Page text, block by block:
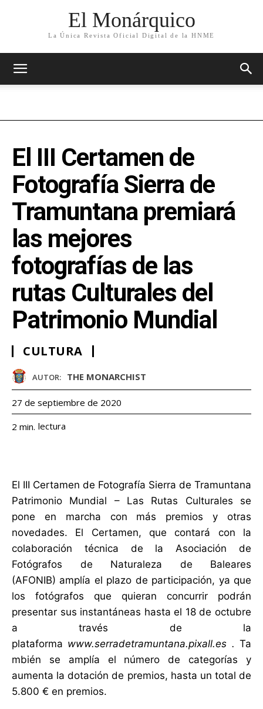
El Monárquico
La Única Revista Oficial Digital de la HNME
El III Certamen de
Fotografía Sierra de
Tramuntana premiará
las mejores
fotografías de las
rutas Culturales del
Patrimonio Mundial
CULTURA
AUTOR: THE MONARCHIST
27 de septiembre de 2020
2 min. lectura
El III Certamen de Fotografía Sierra de Tramuntana
Patrimonio Mundial – Las Rutas Culturales se
pone en marcha con más premios y otras
novedades. El Certamen, que contará con la
colaboración técnica de la Asociación de
Fotógrafos de Naturaleza de Baleares
(AFONIB) amplía el plazo de participación, ya que
los fotógrafos que quieran concurrir podrán
presentar sus instantáneas hasta el 18 de octubre
a través de la
plataforma www.serradetramuntana.pixall.es .Ta
mbién se amplía el número de categorías y
aumenta la dotación de premios, hasta un total de
5.800 € en premios.